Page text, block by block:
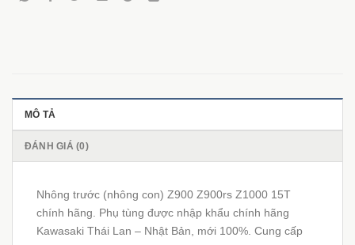
MÔ TẢ
ĐÁNH GIÁ (0)
Nhông trước (nhông con) Z900 Z900rs Z1000 15T
chính hãng. Phụ tùng được nhập khẩu chính hãng
Kawasaki Thái Lan – Nhật Bản, mới 100%. Cung cấp